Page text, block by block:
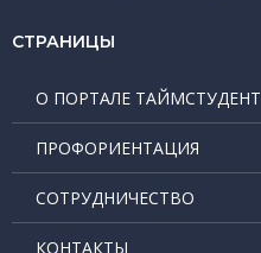
СТРАНИЦЫ
О ПОРТАЛЕ ТАЙМСТУДЕНТ
ПРОФОРИЕНТАЦИЯ
СОТРУДНИЧЕСТВО
КОНТАКТЫ